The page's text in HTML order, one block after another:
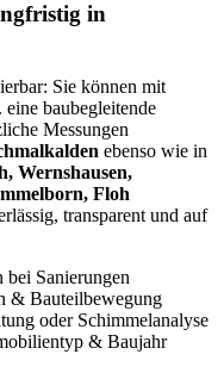
in
Sie können mit
eine baubegleitende
Messungen
ebenso wie in
Wernshausen,
Floh
transparent und auf
Sanierungen
& Bauteilbewegung
oder Schimmelanalyse
& Baujahr